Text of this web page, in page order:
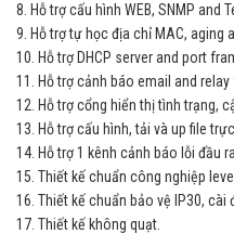
8. Hỗ trợ cấu hình WEB, SNMP and
9. Hỗ trợ tự học địa chỉ MAC, aging
10. Hỗ trợ DHCP server and port
11. Hỗ trợ cảnh báo email and relay
12. Hỗ trợ cổng hiển thị tình trạng,
13. Hỗ trợ cấu hình, tải và up file
14. Hỗ trợ 1 kênh cảnh báo lỗi đầu ra
15. Thiết kế chuẩn công nghiệp
16. Thiết kế chuẩn bảo vệ IP30, cài
17. Thiết kế không quạt.